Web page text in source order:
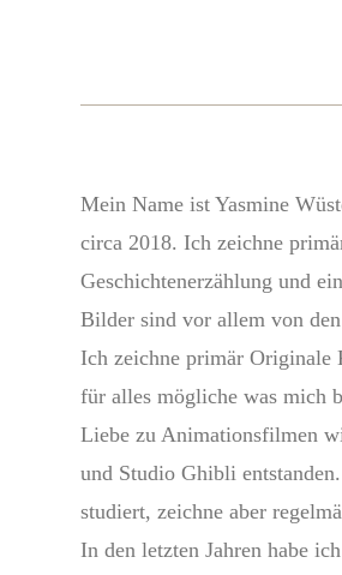
Mein Name ist Yasmine
circa 2018. Ich zeichne
Geschichtenerzählung und
Bilder sind vor allem von
Ich zeichne primär Originale
für alles mögliche was mich
Liebe zu Animationsfilmen
und Studio Ghibli
studiert, zeichne aber
In den letzten Jahren habe